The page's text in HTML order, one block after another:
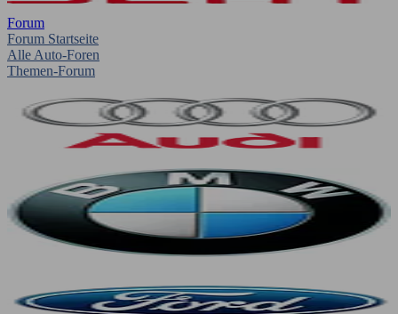
Forum
Forum Startseite
Alle Auto-Foren
Themen-Forum